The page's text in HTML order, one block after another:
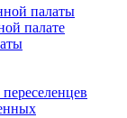
палаты
палате